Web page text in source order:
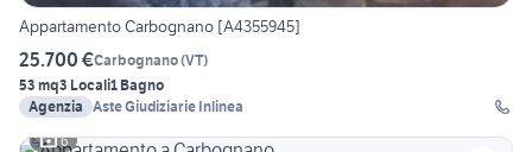
Appartamento Carbognano [A4355945]
25.700 €Carbognano(VT)
53 mq3 Locali1 Bagno
Agenzia Aste Giudiziarie Inlinea
6